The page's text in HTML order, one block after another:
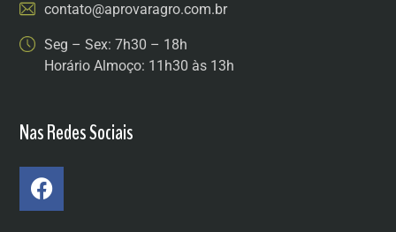
contato@aprovaragro.com.br
Seg – Sex: 7h30 – 18h
Horário Almoço: 11h30 às 13h
Nas Redes Sociais